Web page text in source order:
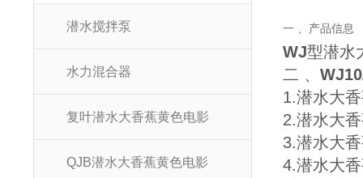
潜水搅拌泵
水力混合器
复叶潜水大香蕉黄色电影
QJB潜水大香蕉黄色电影
一 、产品信息
WJ型潜水
二 、
1.潜水大香
2.潜水大香
3.潜水大香
4.潜水大香